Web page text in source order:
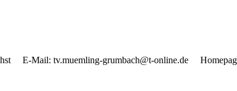
E-Mail: tv.muemling-grumbach@t-online.de